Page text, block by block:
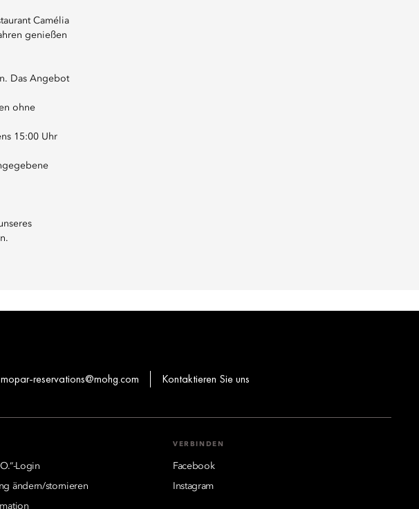
Camélia
genießen
Das Angebot
ohne
15:00 Uhr
mopar-reservations@mohg.com Kontaktieren Sie uns
Login
ändern/stornieren
VERBINDEN
Facebook
Instagram